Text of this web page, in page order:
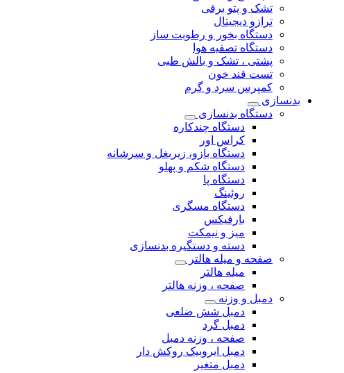
تشک و پتو برقی
ترازو دیجیتال
دستگاه بخور و رطوبت ساز
دستگاه تصفیه هوا
پشتی ، تشک و بالش طبی
تست قند خون
کمپرس سرد و گرم
بدنسازی
دستگاه بدنسازی
دستگاه چندکاره
کراس اور
دستگاه بازو، زیربغل و سرشانه
دستگاه شکم و پهلو
دستگاه پا
روئینگ
دستگاه مسگری
بارفیکس
میز و نیمکت
دسته و دستگیره بدنسازی
صفحه و میله هالتر
میله هالتر
صفحه ، وزنه هالتر
دمبل و وزنه
دمبل شش ضلعی
دمبل گرد
صفحه ، وزنه دمبل
دمبل ایروبیک روکش دار
دمبل متغیر